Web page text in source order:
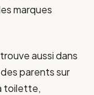
marques
aussi dans
parents sur
toilette,